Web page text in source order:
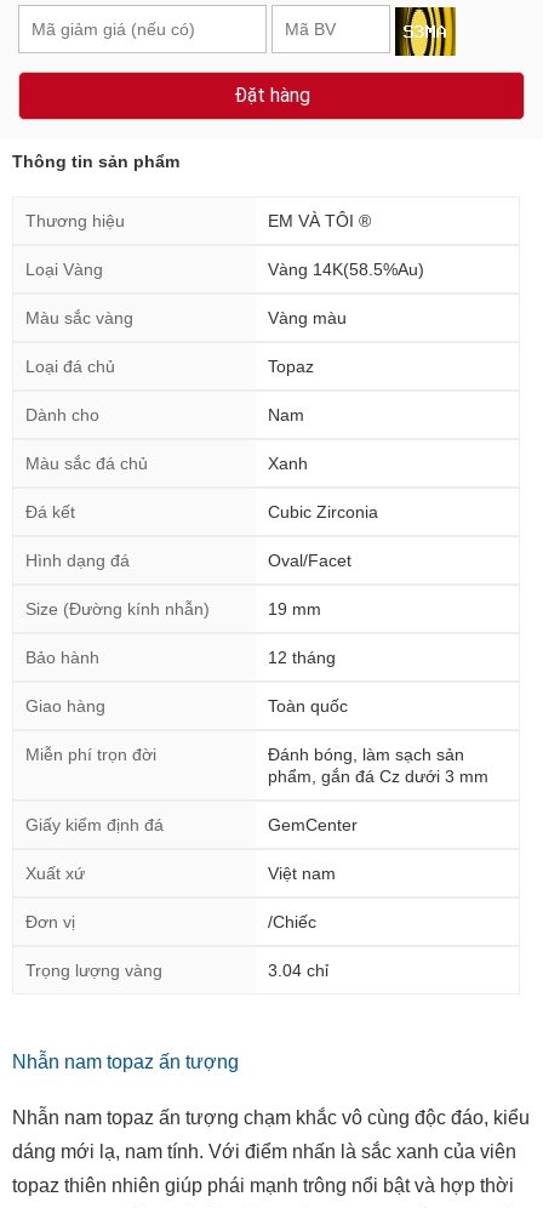
Đặt hàng
Thông tin sản phẩm
Thương hiệu EM VÀ TÔI ®
Loại Vàng Vàng 14K(58.5%Au)
Màu sắc vàng Vàng màu
Loại đá chủ Topaz
Dành cho Nam
Màu sắc đá chủ Xanh
Đá kết Cubic Zirconia
Hình dạng đá Oval/Facet
Size (Đường kính nhẫn) 19 mm
Bảo hành 12 tháng
Giao hàng Toàn quốc
Miễn phí trọn đời
Đánh bóng, làm sạch sản
phẩm, gắn đá Cz dưới 3 mm
Giấy kiểm định đá GemCenter
Xuất xứ Việt nam
Đơn vị /Chiếc
Trọng lượng vàng 3.04 chỉ
Nhẫn nam topaz ấn tượng
Nhẫn nam topaz ấn tượng chạm khắc vô cùng độc đáo, kiểu
dáng mới lạ, nam tính. Với điểm nhấn là sắc xanh của viên
topaz thiên nhiên giúp phái mạnh trông nổi bật và hợp thời